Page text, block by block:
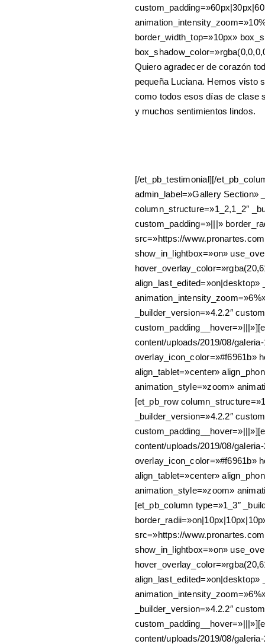
border_width_top=»10px»
Quiero agradecer de corazón
pequeña Luciana. Hemos visto
como todos esos días de clase
y muchos sentimientos lindos.
[/et_pb_testimonial][/
admin_label=»Gallery Section»
column_structure=»1_2,1_2″
custom_padding=»|||»
src=»https://
show_in_lightbox=»on»
align_last_edited=»on|desktop»
_builder_version=»4.2.2″
content/uploads/2019/08/
overlay_icon_color=»#f6961b»
align_tablet=»center»
animation_style=»zoom»
[et_pb_row
_builder_version=»4.2.2″
content/uploads/2019/08/
overlay_icon_color=»#f6961b»
align_tablet=»center»
animation_style=»zoom»
[et_pb_column type=»1_3″
src=»https://
show_in_lightbox=»on»
align_last_edited=»on|desktop»
_builder_version=»4.2.2″
content/uploads/2019/08/